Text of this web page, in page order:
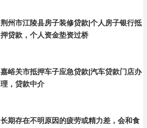
荆州市江陵县房子装修贷款|个人房子银行抵
押贷款，个人资金垫资过桥
嘉峪关市抵押车子应急贷款|汽车贷款门店办
理，贷款中介
长期存在不明原因的疲劳或精力差，会和食